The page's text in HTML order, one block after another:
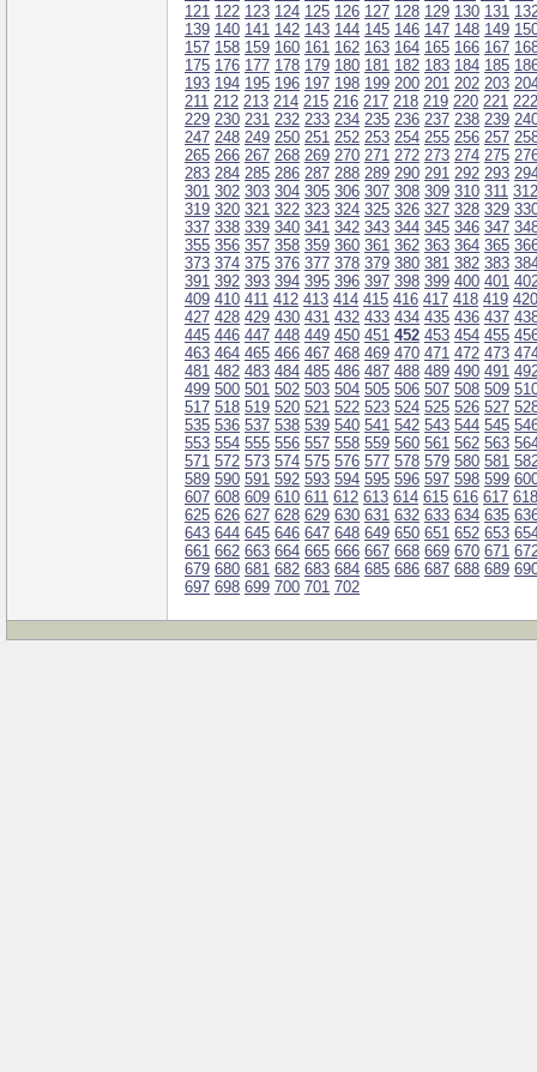
121 122 123 124 125 126 127 128 129 130 131
139 140 141 142 143 144 145 146 147 148 149
157 158 159 160 161 162 163 164 165 166 167
175 176 177 178 179 180 181 182 183 184 185
193 194 195 196 197 198 199 200 201 202 203
211 212 213 214 215 216 217 218 219 220 221 222
229 230 231 232 233 234 235 236 237 238 239
247 248 249 250 251 252 253 254 255 256 257
265 266 267 268 269 270 271 272 273 274 275
283 284 285 286 287 288 289 290 291 292 293
301 302 303 304 305 306 307 308 309 310 311 312
319 320 321 322 323 324 325 326 327 328 329
337 338 339 340 341 342 343 344 345 346 347
355 356 357 358 359 360 361 362 363 364 365
373 374 375 376 377 378 379 380 381 382 383
391 392 393 394 395 396 397 398 399 400 401
409 410 411 412 413 414 415 416 417 418 419 420
427 428 429 430 431 432 433 434 435 436 437
445 446 447 448 449 450 451 452 453 454 455
463 464 465 466 467 468 469 470 471 472 473
481 482 483 484 485 486 487 488 489 490 491
499 500 501 502 503 504 505 506 507 508 509
517 518 519 520 521 522 523 524 525 526 527
535 536 537 538 539 540 541 542 543 544 545
553 554 555 556 557 558 559 560 561 562 563
571 572 573 574 575 576 577 578 579 580 581
589 590 591 592 593 594 595 596 597 598 599
607 608 609 610 611 612 613 614 615 616 617 618
625 626 627 628 629 630 631 632 633 634 635
643 644 645 646 647 648 649 650 651 652 653
661 662 663 664 665 666 667 668 669 670 671
679 680 681 682 683 684 685 686 687 688 689
697 698 699 700 701 702